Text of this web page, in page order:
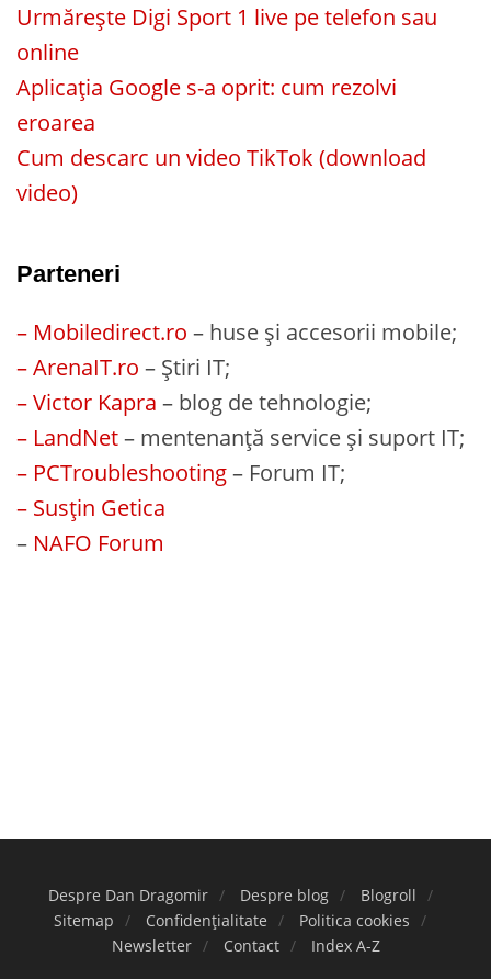
Urmărește Digi Sport 1 live pe telefon sau
online
Aplicația Google s-a oprit: cum rezolvi
eroarea
Cum descarc un video TikTok (download
video)
Parteneri
– Mobiledirect.ro – huse și accesorii mobile;
– ArenaIT.ro – Știri IT;
– Victor Kapra – blog de tehnologie;
– LandNet– mentenanță service și suport IT;
– PCTroubleshooting– Forum IT;
– Susțin Getica
– NAFO Forum
Despre Dan Dragomir Despre blog
Blogroll
Sitemap
Confidențialitate
Politica cookies
Newsletter
Contact Index A-Z